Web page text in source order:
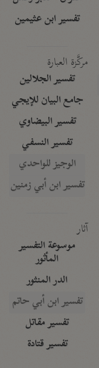
تفسير ابن عثيمين
مركَّزة العبارة
تفسير الجلالين
جامع البيان للإيجي
تفسير البيضاوي
تفسير النسفي
الوجيز للواحدي
تفسير ابن أبي زمنين
آثار
موسوعة التفسير
المأثور
الدر المنثور
تفسير ابن أبي حاتم
تفسير مقاتل
تفسير قتادة